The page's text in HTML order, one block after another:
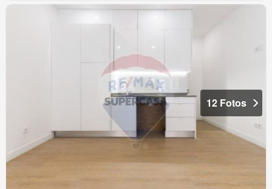
12 Fotos